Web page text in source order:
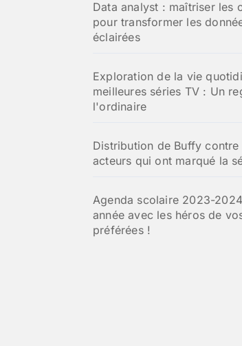
Data analyst : maîtriser les
pour transformer les
éclairées
Exploration de la vie
meilleures séries TV : Un
l'ordinaire
Distribution de Buffy
acteurs qui ont marqué la
Agenda scolaire 2023-
année avec les héros de
préférées !